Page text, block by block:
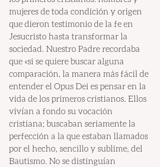
mujeres de toda condición y origen
que dieron testimonio de la fe en
Jesucristo hasta transformar la
sociedad. Nuestro Padre recordaba
que «si se quiere buscar alguna
comparación, la manera más fácil de
entender el Opus Dei es pensar en la
vida de los primeros cristianos. Ellos
vivían a fondo su vocación
cristiana; buscaban seriamente la
perfección a la que estaban llamados
por el hecho, sencillo y sublime, del
Bautismo. No se distinguían